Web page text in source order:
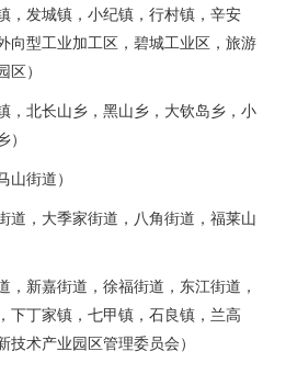
，发城镇，小纪镇，行村镇，辛安
向型工业加工区，碧城工业区，旅游
区）
，北长山乡，黑山乡，大钦岛乡，小
）
山街道）
道，大季家街道，八角街道，福莱山
，新嘉街道，徐福街道，东江街道，
下丁家镇，七甲镇，石良镇，兰高
术产业园区管理委员会）